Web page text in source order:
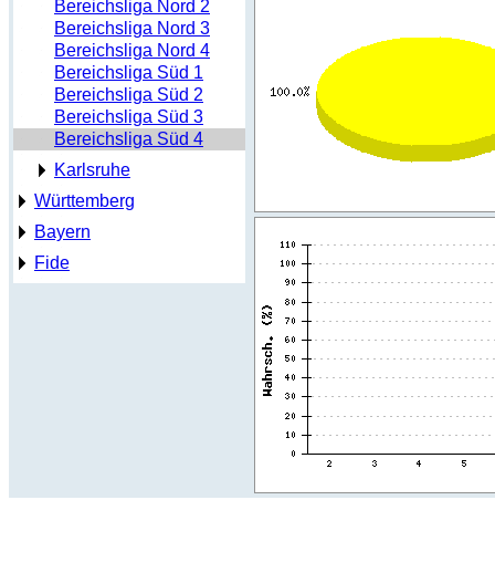
Bereichsliga Nord 2
Bereichsliga Nord 3
Bereichsliga Nord 4
Bereichsliga Süd 1
Bereichsliga Süd 2
Bereichsliga Süd 3
Bereichsliga Süd 4
Karlsruhe
Württemberg
Bayern
Fide